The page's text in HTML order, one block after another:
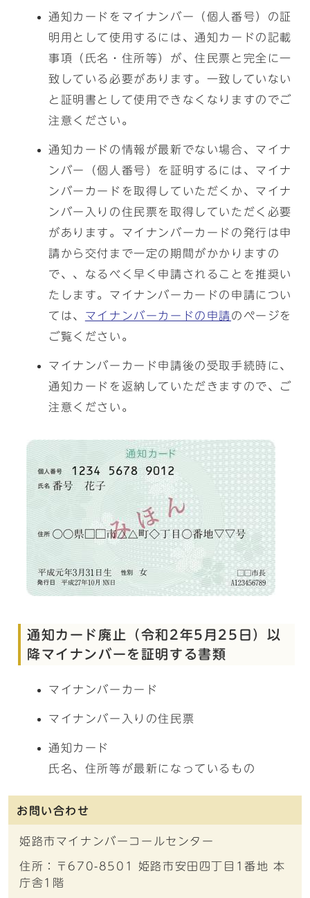
通知カードをマイナンバー（個人番号）の証
明用として使用するには、通知カードの記載
事項（氏名・住所等）が、住民票と完全に一
致している必要があります。一致していない
と証明書として使用できなくなりますのでご
注意ください。
通知カードの情報が最新でない場合、マイナ
ンバー（個人番号）を証明するには、マイナ
ンバーカードを取得していただくか、マイナ
ンバー入りの住民票を取得していただく必要
があります。マイナンバーカードの発行は申
請から交付まで一定の期間がかかりますの
で、、なるべく早く申請されることを推奨い
たします。マイナンバーカードの申請につい
ては、 マイナンバーカードの申請のページを
ご覧ください。
マイナンバーカード申請後の受取手続時に、
通知カードを返納していただきますので、ご
注意ください。
通知カード廃止（令和2年5月25日）以
降マイナンバーを証明する書類
マイナンバーカード
マイナンバー入りの住民票
通知カード
氏名、住所等が最新になっているもの
お問い合わせ
姫路市マイナンバーコールセンター
住所：〒670-8501 姫路市安田四丁目1番地 本
庁舎1階